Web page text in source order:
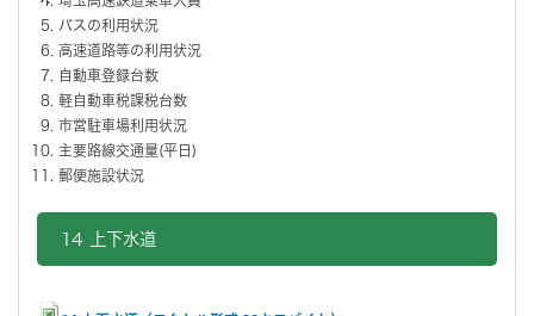
バスの利用状況
高速道路等の利用状況
自動車登録台数
軽自動車税課税台数
市営駐車場利用状況
主要路線交通量(平日)
郵便施設状況
14 上下水道